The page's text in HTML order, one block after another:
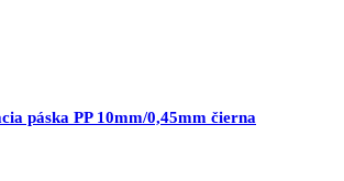
páska PP 10mm/0,45mm čierna